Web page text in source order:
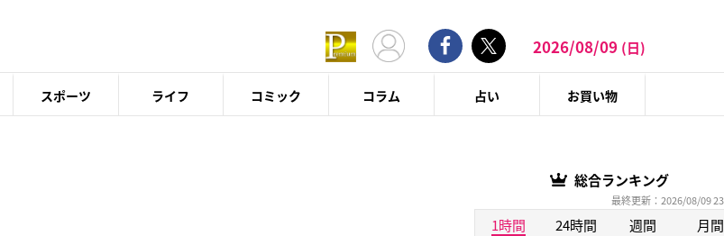
2026/08/09 (日)
スポーツ ライフ コミック コラム 占い お買い物
総合ランキング
最終更新：2026/08/09
1時間 24時間 週間 月間